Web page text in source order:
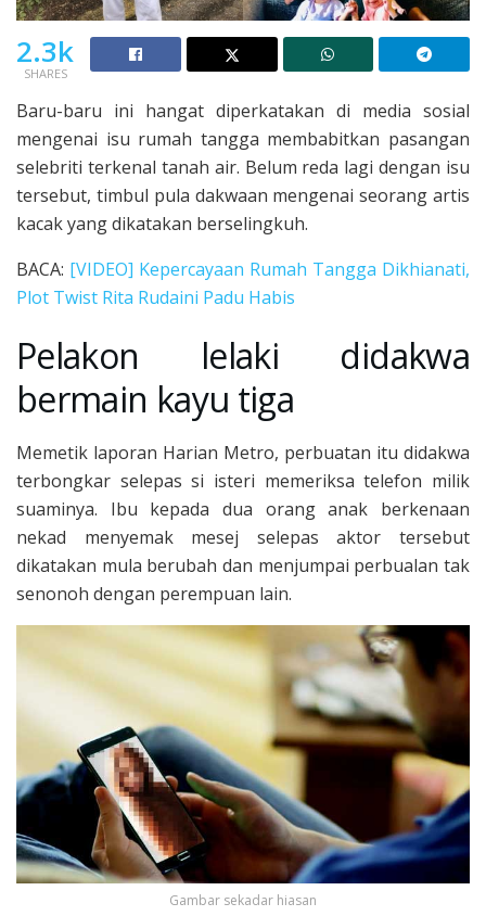
2.3k
SHARES
Baru-baru ini hangat diperkatakan di media sosial
mengenai isu rumah tangga membabitkan pasangan
selebriti terkenal tanah air. Belum reda lagi dengan isu
tersebut, timbul pula dakwaan mengenai seorang artis
kacak yang dikatakan berselingkuh.
BACA: [VIDEO] Kepercayaan Rumah Tangga Dikhianati,
Plot Twist Rita Rudaini Padu Habis
Pelakon lelaki didakwa
bermain kayu tiga
Memetik laporan Harian Metro, perbuatan itu didakwa
terbongkar selepas si isteri memeriksa telefon milik
suaminya. Ibu kepada dua orang anak berkenaan
nekad menyemak mesej selepas aktor tersebut
dikatakan mula berubah dan menjumpai perbualan tak
senonoh dengan perempuan lain.
Gambar sekadar hiasan